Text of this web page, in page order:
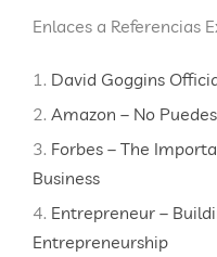
Enlaces a Referencias
David Goggins
Amazon – No
Forbes – The
Business
Entrepreneur –
Entrepreneurship